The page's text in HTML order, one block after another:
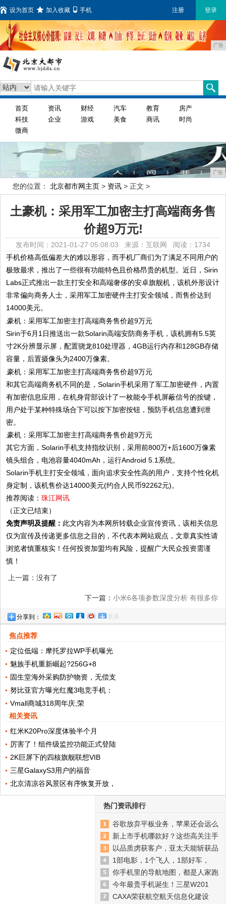
设为首页 加入收藏 手机 注册 登录
广告
首页 资讯 财经 汽车 教育
房产
科技
企业 游戏 美食 商讯
时尚
微商
广告
您的位置： 北京都市网主页 > 资讯 > 正文 >
土豪机：采用军工加密主打高端商务售
价超9万元!
发布时间：2021-01-27 05:08:03 来源：互联网 阅读：1734
手机价格高低偏差大的难以形容，而手机厂商们为了满足不同用户的
极致最求，推出了一些很有功能特色且价格昂贵的机型。近日，Sirin
Labs正式推出一款主打安全和高端奢侈的安卓旗舰机，该机外形设计
非常偏向商务人士，采用军工加密硬件主打安全领域，而售价达到
14000美元。
Sirin于6月1日推送出一款Solarin高端安防商务手机，该机拥有5.5英
寸2K分辨显示屏，配置骁龙810处理器，4GB运行内存和128GB存储
容量，后置摄像头为2400万像素。
和其它高端商务机不同的是，Solarin手机采用了军工加密硬件，内置
有加密信息应用，在机身背部设计了一枚能令手机屏蔽信号的按键，
用户处于某种特殊场合下可以按下加密按钮，预防手机信息遭到泄
密。
其它方面，Solarin手机支持指纹识别，采用前800万+后1600万像素
镜头组合，电池容量4040mAh，运行Android 5.1系统。
Solarin手机主打安全领域，面向追求安全性高的用户，支持个性化机
身定制，该机售价达14000美元(约合人民币92262元)。
推荐阅读：珠江网讯
（正文已结束）
免责声明及提醒： 此文内容为本网所转载企业宣传资讯，该相关信息
仅为宣传及传递更多信息之目的，不代表本网站观点，文章真实性请
浏览者慎重核实！任何投资加盟均有风险，提醒广大民众投资需谨
慎！
上一篇：没有了
下一篇： 小米6各项参数深度分析 有很多你
分享到： 更多
焦点推荐
定位低端：摩托罗拉WP手机曝光
魅族手机重新崛起?256G+8
固生堂海外采购防护物资，无偿支
努比亚官方曝光红魔3电竞手机：
Vmall商城318周年庆,荣
相关资讯
红米K20Pro深度体验半个月
厉害了！组件级监控功能正式登陆
2K巨屏下的四核旗舰联想VIB
三星GalaxyS3用户的福音
北京清凉谷风景区有序恢复开放，
热门资讯排行
谷歌放弃平板业务，苹果还会远么
新上市手机哪款好？这些高关注手
以品质虏获客户，亚太天能斩获品
1部电影，1个飞人，1部好车，
你手机里的导航地图，都是人家跑
今年最贵手机诞生！三星W201
CAXA荣获航空航天信息化建设